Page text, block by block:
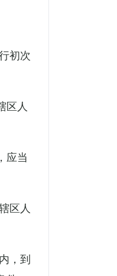
初次
区人
应当
区人
，到